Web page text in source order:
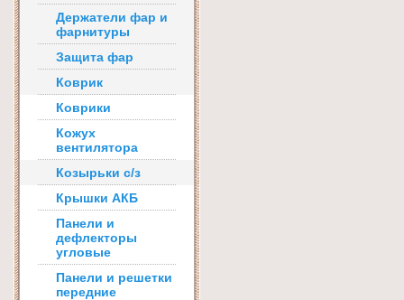
Держатели фар и
фарнитуры
Защита фар
Коврик
Коврики
Кожух
вентилятора
Козырьки с/з
Крышки АКБ
Панели и
дефлекторы
угловые
Панели и решетки
передние